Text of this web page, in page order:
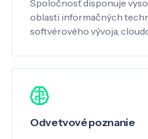
Spoločnosť disponuje
oblasti informačných
softvérového vývoja,
Odvetvové poznanie